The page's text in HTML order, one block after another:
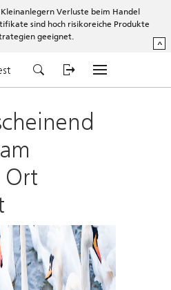
Verluste beim Handel
sind hoch risikoreiche Produkte
geeignet.
^
Ort